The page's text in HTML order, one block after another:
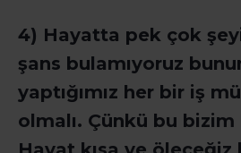
4) Hayatta pek çok
şans bulamıyoruz
yaptığımız her bir iş
olmalı. Çünkü bu bizim